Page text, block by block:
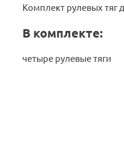
Комплект рулевых тяг
В комплекте:
четыре рулевые тяги